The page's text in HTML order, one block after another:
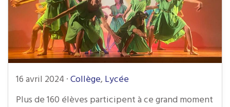
16 avril 2024 · Collège, Lycée
Plus de 160 élèves participent à ce grand moment